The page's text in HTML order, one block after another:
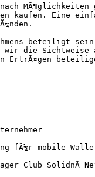
kaufen. Eine
beteiligt
die Sichtweise
fÃ¼r mobile
Club SolidnÃ­